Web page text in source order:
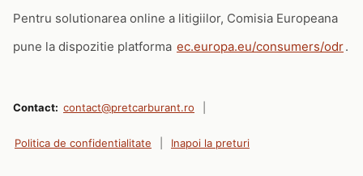
Pentru solutionarea online a litigiilor, Comisia Europeana
pune la dispozitie platforma ec.europa.eu/consumers/odr.
Contact: contact@pretcarburant.ro
Politica de confidentialitate Inapoi la preturi